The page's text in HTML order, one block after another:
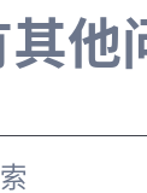
他